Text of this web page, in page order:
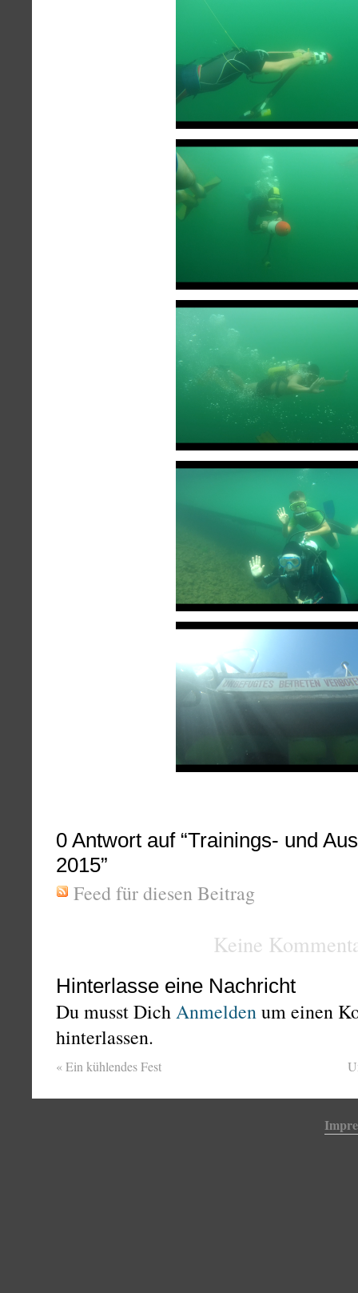
0 Antwort auf “Trainings- und
2015”
Feed für diesen Beitrag
Keine
Hinterlasse eine Nachricht
Du musst DichAnmeldenum einen
hinterlassen.
«Ein kühlendes Fest